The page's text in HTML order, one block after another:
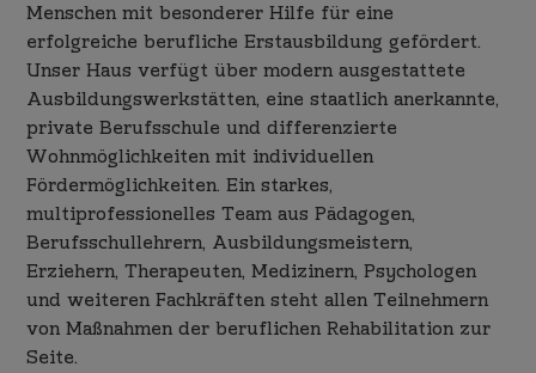
Menschen mit besonderer Hilfe für eine
erfolgreiche berufliche Erstausbildung gefördert.
Unser Haus verfügt über modern ausgestattete
Ausbildungswerkstätten, eine staatlich anerkannte,
private Berufsschule und differenzierte
Wohnmöglichkeiten mit individuellen
Fördermöglichkeiten. Ein starkes,
multiprofessionelles Team aus Pädagogen,
Berufsschullehrern, Ausbildungsmeistern,
Erziehern, Therapeuten, Medizinern, Psychologen
und weiteren Fachkräften steht allen Teilnehmern
von Maßnahmen der beruflichen Rehabilitation zur
Seite.